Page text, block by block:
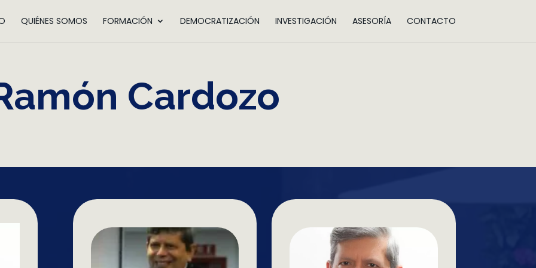
QUIÉNES SOMOS FORMACIÓN DEMOCRATIZACIÓN INVESTIGACIÓN ASESORÍA CONTACTO
Cardozo